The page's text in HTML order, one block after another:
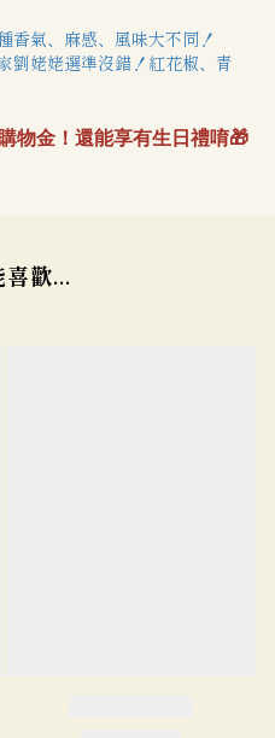
香氣、麻感、風味大不同！
劉姥姥選準沒錯！紅花椒、青
物金！還能享有生日禮唷🎁
喜歡...